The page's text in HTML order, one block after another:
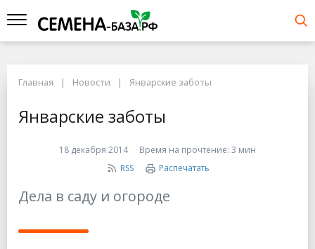
Главная Новости Январские заботы
Январские заботы
18 декабря 2014 Время на прочтение: 3 мин
RSS
Распечатать
Дела в саду и огороде